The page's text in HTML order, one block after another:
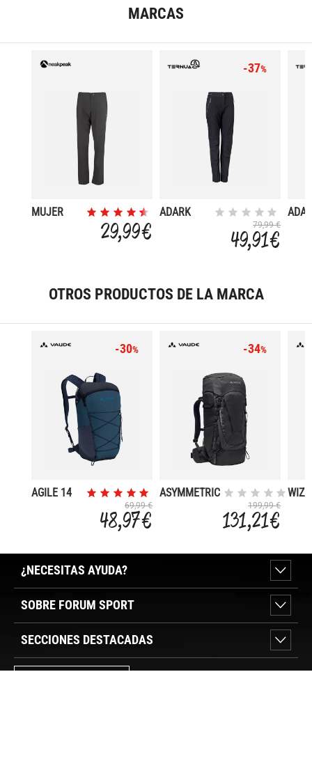
MARCAS
MUJER
29,99 €
-37%
ADARK
79,99 €
49,91 €
OTROS PRODUCTOS DE LA MARCA
-30%
AGILE 14
69,99 €
48,97 €
-34%
ASYMMETRIC
199,99 €
131,21 €
¿NECESITAS AYUDA?
SOBRE FORUM SPORT
SECCIONES DESTACADAS